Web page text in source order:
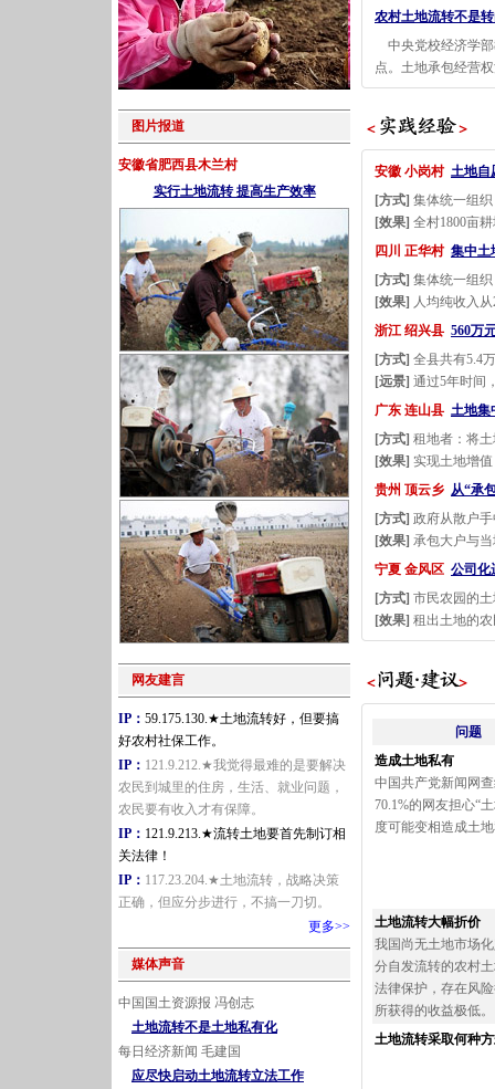
农村土地流转不是
中央党校经济学部
点。土地承包经营
图片报道
安徽省肥西县木兰村
实行土地流转 提高生产效率
安徽 小岗村 土地自
[方式] 集体统一组
[效果] 全村1800亩
四川 正华村 集中土
[方式] 集体统一组
[效果] 人均纯收入
浙江 绍兴县 560万
[方式] 全县共有5.4
[远景] 通过5年时间
广东 连山县 土地集
[方式] 租地者：将
[效果] 实现土地增
贵州 顶云乡 从“承
[方式] 政府从散户
[效果] 承包大户与
宁夏 金风区 公司化
[方式] 市民农园的
[效果] 租出土地的
网友建言
IP： 59.175.130.★土地流转好，但要搞
好农村社保工作。
IP： 121.9.212.★我觉得最难的是要解决
农民到城里的住房，生活、就业问题，
农民要有收入才有保障。
IP： 121.9.213.★流转土地要首先制订相
关法律！
IP： 117.23.204.★土地流转，战略决策
正确，但应分步进行，不搞一刀切。
更多>>
媒体声音
中国国土资源报 冯创志
土地流转不是土地私有化
每日经济新闻 毛建国
应尽快启动土地流转立法工作
问题
造成土地私有
中国共产党新闻网
70.1%的网友担心“
度可能变相造成土
土地流转大幅折价
我国尚无土地市场
分自发流转的农村
法律保护，存在风
所获得的收益极低。
土地流转采取何种